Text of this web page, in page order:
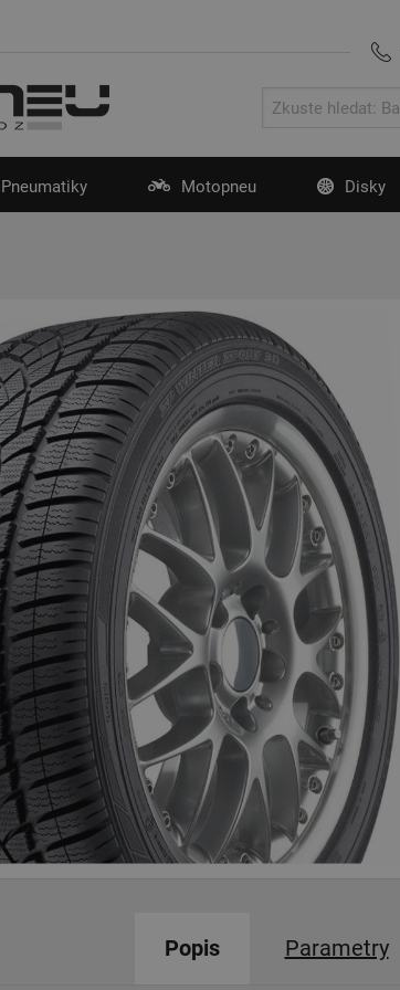
Pneumatiky Motopneu Disky
Popis Parametry